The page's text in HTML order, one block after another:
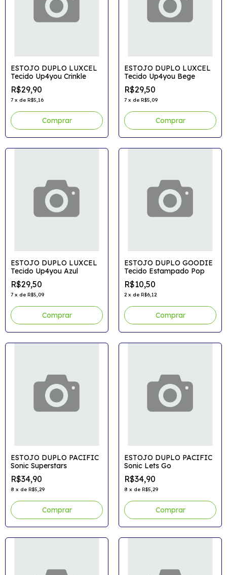
ESTOJO DUPLO LUXCEL
Tecido Up4you Crinkle
R$29,90
7 x de R$5,16
Comprar
ESTOJO DUPLO LUXCEL
Tecido Up4you Bege
R$29,50
7 x de R$5,09
ESTOJO DUPLO LUXCEL
Tecido Up4you Azul
R$29,50
7 x de R$5,09
ESTOJO DUPLO GOODIE
Tecido Estampado Pop
R$10,50
2 x de R$6,12
ESTOJO DUPLO PACIFIC
Sonic Superstars
R$34,90
8 x de R$5,29
ESTOJO DUPLO PACIFIC
Sonic Lets Go
R$34,90
8 x de R$5,29